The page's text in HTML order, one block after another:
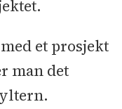
et prosjekt
man det